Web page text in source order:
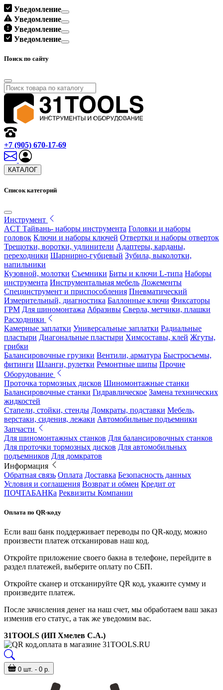
Уведомление
Уведомление
Уведомление
Уведомление
Поиск по сайту
+7 (905) 670-17-69
КАТАЛОГ
Список категорий
Инструмент
ACT Тайвань- наборы инструмента Головки и наборы
головок Ключи и наборы ключей Отвертки и наборы отверток
Трещотки, воротки, удлинители Адаптеры, карданы,
переходники Шарнирно-губцевый Зубила, выколотки,
напильники
Кузовной, молотки Съемники Биты и ключи L-типа Наборы
инструмента Инструментальная мебель Ложементы
Специнструмент и приспособления Пневматический
Измерительный, диагностика Баллонные ключи Фиксаторы
ГРМ Для шиномонтажа Абразивы Сверла, метчики, плашки
Расходники
Камерные заплатки Универсальные заплатки Радиальные
пластыри Диагональные пластыри Химсоставы, клей Жгуты,
грибки
Балансировочные грузики Вентили, арматура Быстросъемы,
фитинги Шланги, рулетки Ремонтные шипы Прочие
Оборудование
Проточка тормозных дисков Шиномонтажные станки
Балансировочные станки Гидравлическое Замена технических
жидкостей
Стапели, стойки, стенды Домкраты, подставки Мебель,
верстаки, сидения, лежаки Автомобильные подъемники
Запчасти
Для шиномонтажных станков Для балансировочных станков
Для проточки тормозных дисков Для автомобильных
подъемников Для домкратов
Информация
Обратная связь Оплата Доставка Безопасность данных
Условия и соглашения Возврат и обмен Кредит от
ПОЧТАБАНКа Реквизиты Компании
Оплата по QR-коду
Если ваш банк поддерживает переводы по QR-коду, можно
произвести платеж отсканировав наш код.
Откройте приложение своего бакна в телефоне, перейдите в
раздел платежей, выберите оплату по СБП.
Откройте сканер и отсканируйте QR код, укажите сумму и
произведите платеж.
После зачисления денег на наш счет, мы обработаем ваш заказ
изменив его статус, а так же уведомим вас.
31TOOLS (ИП Хмелев С.А.)
0 шт. - 0 р.